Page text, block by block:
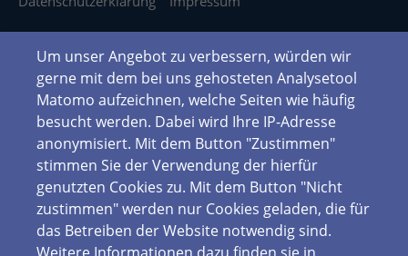
Um unser Angebot zu verbessern, würden wir
gerne mit dem bei uns gehosteten Analysetool
Matomo aufzeichnen, welche Seiten wie häufig
besucht werden. Dabei wird Ihre IP-Adresse
anonymisiert. Mit dem Button "Zustimmen"
stimmen Sie der Verwendung der hierfür
genutzten Cookies zu. Mit dem Button "Nicht
zustimmen" werden nur Cookies geladen, die für
das Betreiben der Website notwendig sind.